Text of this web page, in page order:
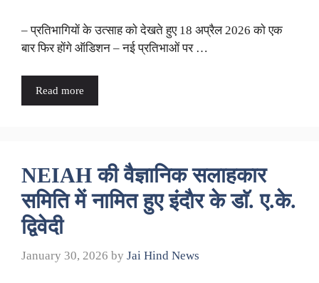
– प्रतिभागियाें के उत्साह काे देखते हुए 18 अप्रैल 2026 काे एक
बार फिर हाेंगे ऑडिशन – नई प्रतिभाओं पर …
Read more
NEIAH की वैज्ञानिक सलाहकार
समिति में नामित हुए इंदाैर के डाॅ. ए.के.
द्विवेदी
January 30, 2026 by Jai Hind News